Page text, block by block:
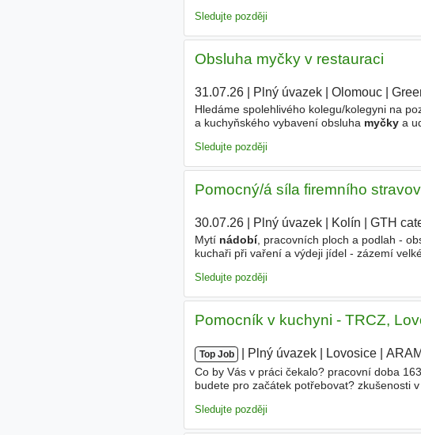
Sledujte později
Obsluha myčky v restauraci
31.07.26| Plný úvazek| Olomouc|
Hledáme spolehlivého kolegu/kolegyni na
a kuchyňského vybavení obsluha myčkya
Sledujte později
Pomocný/á síla firemního
30.07.26| Plný úvazek| Kolín GTH
Mytí nádobí, pracovních ploch a podlah -
kuchaři při vaření a výdeji jídel - zázemí
Sledujte později
Pomocník v kuchyni - TRCZ,
Top Job Plný úvazek Lovosice
Co by Vás v práci čekalo? pracovní doba
budete pro začátek potřebovat? zkušenosti
Sledujte později